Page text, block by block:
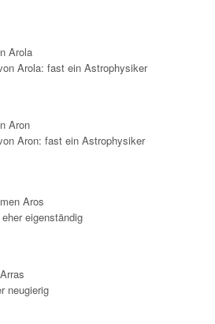
Arola
Arola: fast ein Astrophysiker
Aron
Aron: fast ein Astrophysiker
Aros
eigenständig
neugierig